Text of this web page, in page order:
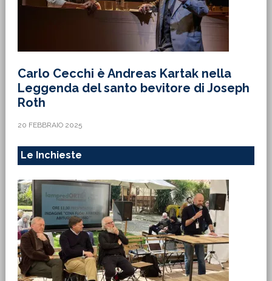
Carlo Cecchi è Andreas Kartak nella
Leggenda del santo bevitore di Joseph
Roth
20 FEBBRAIO 2025
Le Inchieste